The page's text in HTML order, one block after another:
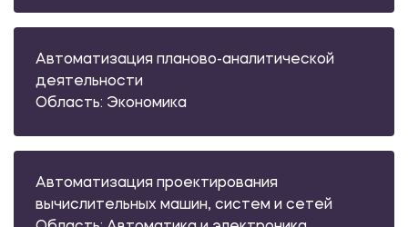
Автоматизация планово-аналитической
деятельности
Область: Экономика
Автоматизация проектирования
вычислительных машин, систем и сетей